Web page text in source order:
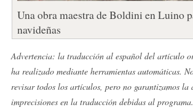
Una obra maestra de Boldini en Luino
navideñas
Advertencia: la traducción al español del artículo
ha realizado mediante herramientas automáticas.
revisar todos los artículos, pero no garantizamos la
imprecisiones en la traducción debidas al